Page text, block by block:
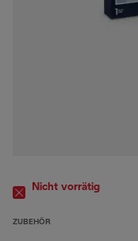
Nicht vorrätig
ZUBEHÖR